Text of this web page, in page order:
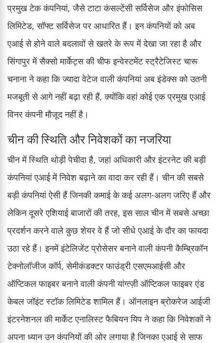
प्रमुख टेक कंपनियां, जैसे टाटा कंसल्टेंसी सर्विसेज और इंफोसिस
लिमिटेड, सॉफ्ट सर्विसेज पर आधारित हैं। इन कंपनियों को अब
एआई से होने वाले बदलावों से खतरे के रूप में देखा जा रहा है और
सिंगापुर में सैक्सो मार्केट्स की चीफ इन्वेस्टमेंट स्ट्रैटेजिस्ट चारू
चनाना ने कहा कि ज्यादा वेटेज वाली कंपनियां अब इंडेक्स को उतनी
मजबूती से आगे नहीं बढ़ा रही हैं, क्योंकि वहां कोई एक प्रमुख एआई
विनर कंपनी मौजूद नहीं है।
चीन की स्थिति और निवेशकों का नजरिया
चीन में स्थिति थोड़ी पेचीदा है, जहां अधिकारी और इंटरनेट की बड़ी
कंपनियां एआई में निवेश बढ़ाने का वादा कर रही हैं। चीन की सबसे
बड़ी कंपनियां ऐसी हैं जिनकी कमाई के कई अलग-अलग जरिए हैं और
लेकिन दूसरे एशियाई बाजारों की तरह, इस साल चीन में सबसे अच्छा
प्रदर्शन करने वाले कुछ शेयर वे हैं जो सीधे एआई के दौर का फायदा
उठा रहे हैं। इनमें इंटेलिजेंट प्रोसेसर बनाने वाली कंपनी कैम्ब्रिकॉन
टेक्नोलॉजीज कॉर्प, सेमीकंडक्टर फाउंड्री एसएमआईसी और
ऑप्टिकल फाइबर बनाने वाली कंपनी यांग्त्ज़ी ऑप्टिकल फाइबर एंड
केबल जॉइंट स्टॉक लिमिटेड शामिल हैं। ऑनलाइन ब्रोकरेज आईजी
इंटरनेशनल की मार्केट एनालिस्ट फैबियन यिप ने कहा कि निवेशकों ने
अपना ध्यान उन कंपनियों की ओर लगाया है जिनका एआई से साफ